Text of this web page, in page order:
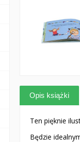
Opis książki
Ten pięknie
Będzie